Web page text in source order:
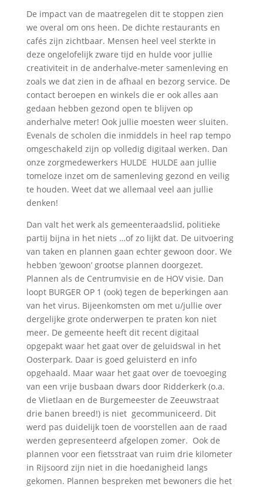
De impact van de maatregelen dit te stoppen zien
we overal om ons heen. De dichte restaurants en
cafés zijn zichtbaar. Mensen heel veel sterkte in
deze ongelofelijk zware tijd en hulde voor jullie
creativiteit in de anderhalve-meter samenleving en
zoals we dat zien in de afhaal en bezorg service. De
contact beroepen en winkels die er ook alles aan
gedaan hebben gezond open te blijven op
anderhalve meter! Ook jullie moesten weer sluiten.
Evenals de scholen die inmiddels in heel rap tempo
omgeschakeld zijn op volledig digitaal werken. Dan
onze zorgmedewerkers HULDE HULDE aan jullie
tomeloze inzet om de samenleving gezond en veilig
te houden. Weet dat we allemaal veel aan jullie
denken!
Dan valt het werk als gemeenteraadslid, politieke
partij bijna in het niets …of zo lijkt dat. De uitvoering
van taken en plannen gaan echter gewoon door. We
hebben ‘gewoon’ grootse plannen doorgezet.
Plannen als de Centrumvisie en de HOV visie. Dan
loopt BURGER OP 1 (ook) tegen de beperkingen aan
van het virus. Bijeenkomsten om met u/jullie over
dergelijke grote onderwerpen te praten kon niet
meer. De gemeente heeft dit recent digitaal
opgepakt waar het gaat over de geluidswal in het
Oosterpark. Daar is goed geluisterd en info
opgehaald. Maar waar het gaat over de toevoeging
van een vrije busbaan dwars door Ridderkerk (o.a.
de Vlietlaan en de Burgemeester de Zeeuwstraat
drie banen breed!) is niet gecommuniceerd. Dit
werd pas duidelijk toen de voorstellen aan de raad
werden gepresenteerd afgelopen zomer. Ook de
plannen voor een fietsstraat van ruim drie kilometer
in Rijsoord zijn niet in die hoedanigheid langs
gekomen. Plannen bespreken met bewoners die het